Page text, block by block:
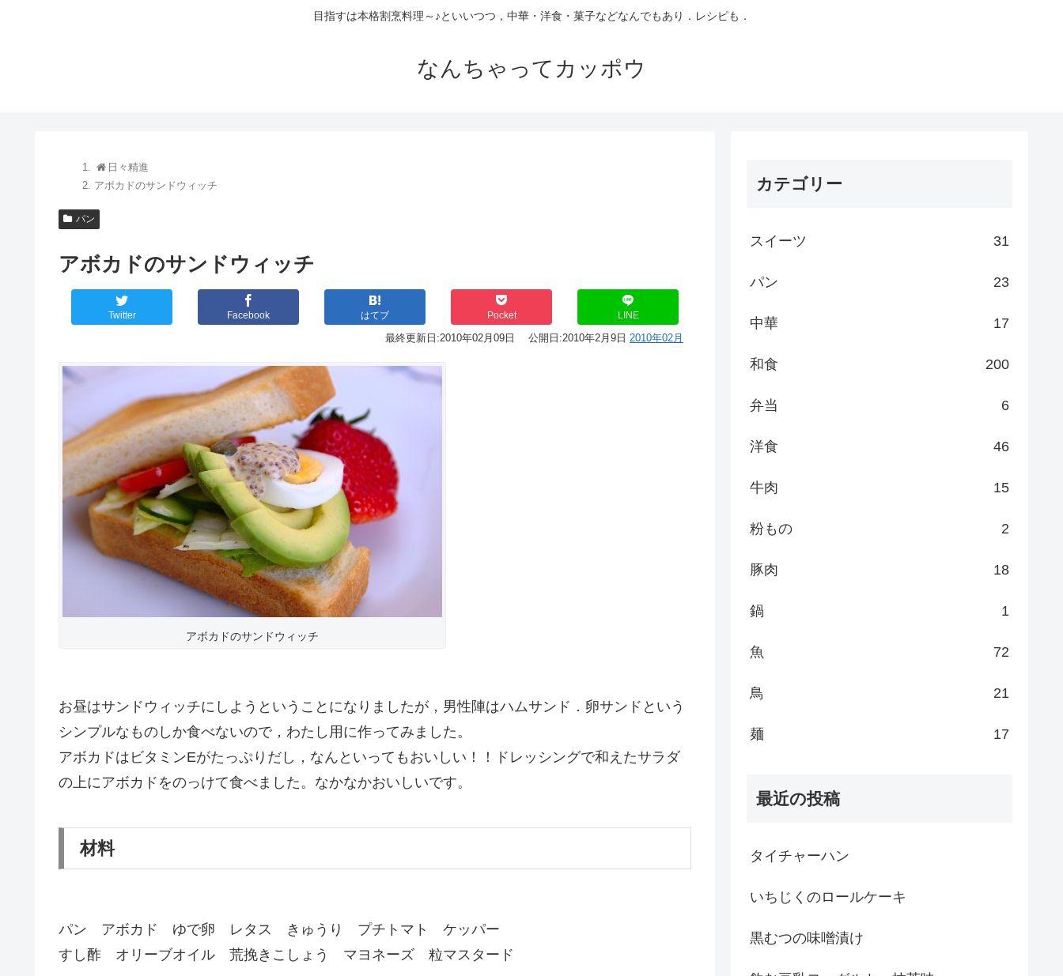
目指すは本格割烹料理～♪といいつつ，中華・洋食・菓子などなんでもあり．レシピも．
なんちゃってカッポウ
日々精進
アボカドのサンドウィッチ
パン
アボカドのサンドウィッチ
Twitter Facebook はてブ Pocket LINE
最終更新日:2010年02月09日 公開日:2010年2月9日 2010年02月
アボカドのサンドウィッチ
お昼はサンドウィッチにしようということになりましたが，男性陣はハムサンド．卵サンドという
シンプルなものしか食べないので，わたし用に作ってみました。
アボカドはビタミンEがたっぷりだし，なんといってもおいしい！！ドレッシングで和えたサラダ
の上にアボカドをのっけて食べました。なかなかおいしいです。
材料
パン アボカド ゆで卵 レタス きゅうり プチトマト ケッパー
すし酢 オリーブオイル 荒挽きこしょう マヨネーズ 粒マスタード
カテゴリー
スイーツ 31
パン 23
中華 17
和食 200
弁当 6
洋食 46
牛肉 15
粉もの 2
豚肉 18
鍋 1
魚 72
鳥 21
麺 17
最近の投稿
タイチャーハン
いちじくのロールケーキ
黒むつの味噌漬け